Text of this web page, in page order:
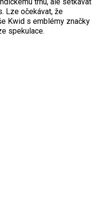
trhu, ale setkávat
Lze očekávat, že
Kwid s emblémy značky
spekulace.